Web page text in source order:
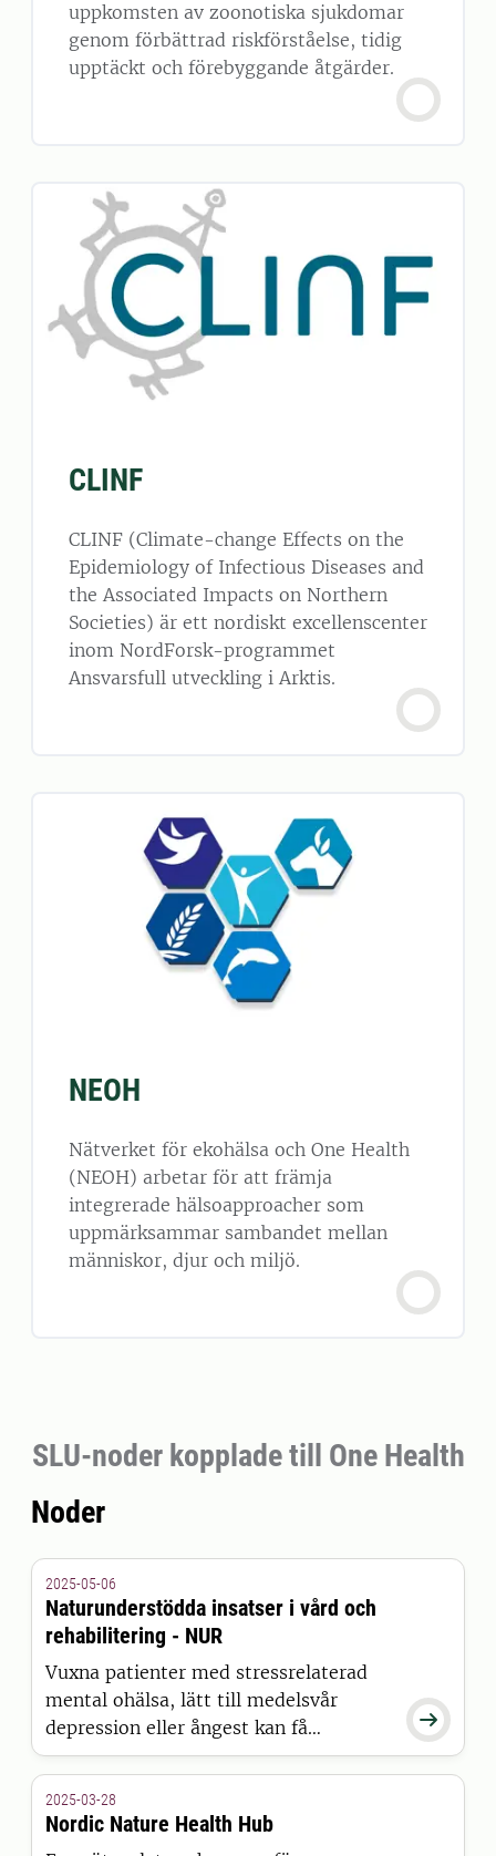
uppkomsten av zoonotiska sjukdomar
genom förbättrad riskförståelse, tidig
upptäckt och förebyggande åtgärder.
CLINF
CLINF (Climate-change Effects on the
Epidemiology of Infectious Diseases and
the Associated Impacts on Northern
Societies) är ett nordiskt excellenscenter
inom NordForsk-programmet
Ansvarsfull utveckling i Arktis.
NEOH
Nätverket för ekohälsa och One Health
(NEOH) arbetar för att främja
integrerade hälsoapproacher som
uppmärksammar sambandet mellan
människor, djur och miljö.
SLU-noder kopplade till One Health
Noder

2025-05-06
Naturunderstödda insatser i vård och
rehabilitering - NUR
Vuxna patienter med stressrelaterad
mental ohälsa, lätt till medelsvår
depression eller ångest kan få
rehabilitering på en gård i
landsbygdsmiljö. Vårdcentraler kan
erbjuda patienter NUR.
2025-03-28
Nordic Nature Health Hub